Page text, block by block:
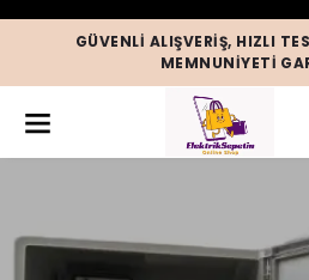
GÜVENLI ALIŞVERIŞ, HIZLI
MEMNUNIYETI